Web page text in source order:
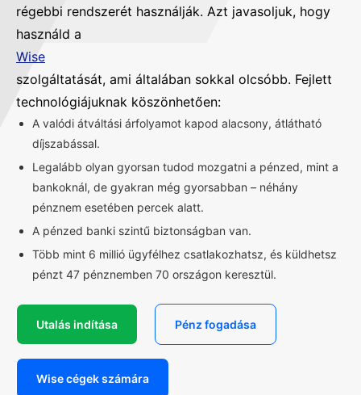
régebbi rendszerét használják. Azt javasoljuk, hogy
használd a
Wise
szolgáltatását, ami általában sokkal olcsóbb. Fejlett
technológiájuknak köszönhetően:
A valódi átváltási árfolyamot kapod alacsony, átlátható
díjszabással.
Legalább olyan gyorsan tudod mozgatni a pénzed, mint a
bankoknál, de gyakran még gyorsabban – néhány
pénznem esetében percek alatt.
A pénzed banki szintű biztonságban van.
Több mint 6 millió ügyfélhez csatlakozhatsz, és küldhetsz
pénzt 47 pénznemben 70 országon keresztül.
Utalás indítása Pénz fogadása
Wise cégek számára